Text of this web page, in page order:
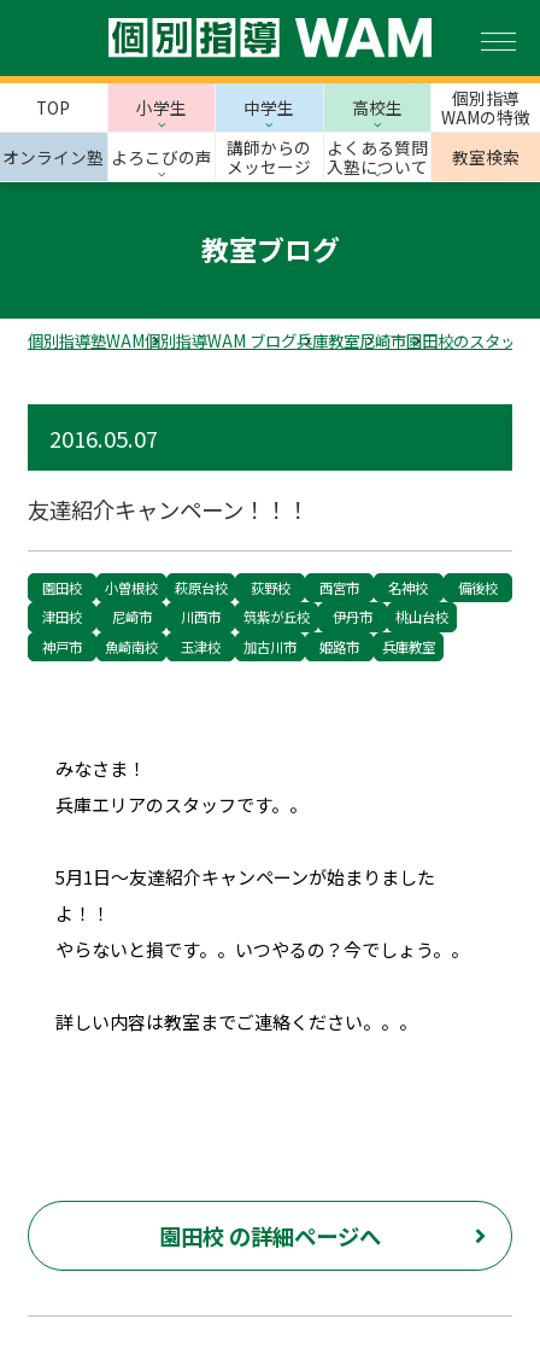
TOP 小学生 中学生 高校生
個別指導
WAMの特徴
オンライン塾 よろこびの声
講師からの
メッセージ
よくある質問
入塾について
教室検索
教室ブログ
個別指導塾WAM個別指導WAM ブログ兵庫教室尼崎市園田校のスタッフ
2016.05.07
友達紹介キャンペーン！！！
園田校 小曽根校 萩原台校 荻野校 西宮市 名神校
備後校
津田校
尼崎市 川西市 筑紫が丘校 伊丹市
桃山台校
神戸市
魚崎南校 玉津校 加古川市 姫路市 兵庫教室
みなさま！
兵庫エリアのスタッフです。。
5月1日～友達紹介キャンペーンが始まりました
よ！！
やらないと損です。。いつやるの？今でしょう。。
詳しい内容は教室までご連絡ください。。。
園田校 の詳細ページへ